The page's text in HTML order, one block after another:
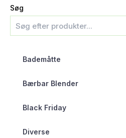
Søg
Bademåtte
Bærbar Blender
Black Friday
Diverse